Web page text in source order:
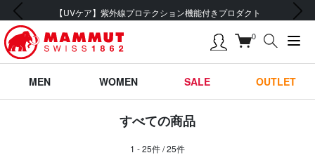
会員登録で【5,500円 (税込) 以上 送料無料】
前の画像 次の画像
0
MEN WOMEN SALE OUTLET
すべての商品
1 - 25件 / 25件